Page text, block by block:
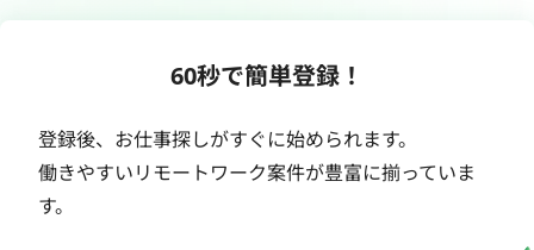
60秒で簡単登録！
登録後、お仕事探しがすぐに始められます。
働きやすいリモートワーク案件が豊富に揃っていま
す。